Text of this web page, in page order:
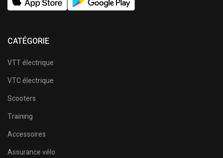
CATÉGORIE
VTT électrique
VTC électrique
Scooters
Training
Accessoires
Assurance vélo